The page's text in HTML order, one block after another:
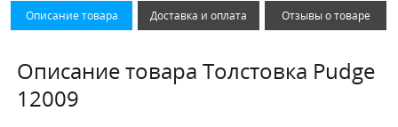
Описание товара Доставка и оплата Отзывы о товаре
Описание товара Толстовка Pudge
12009